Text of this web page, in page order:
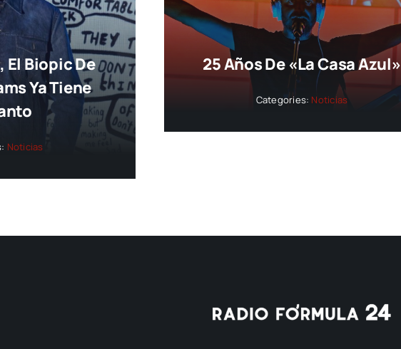
El Biopic De
Ya Tiene
Noticias
25 Años De «La Casa Azul»
Categories: Noticias